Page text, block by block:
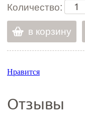
Количество:
в корзину
Нравится
Отзывы